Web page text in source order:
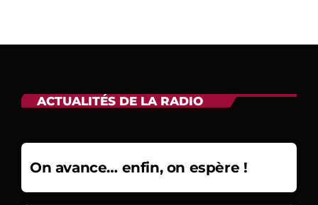
ACTUALITÉS DE LA RADIO
On avance… enfin, on espère !